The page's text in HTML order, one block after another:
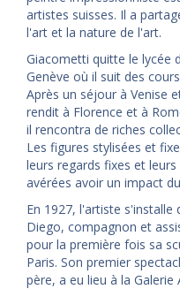
artistes suisses. Il a
l'art et la nature de l'art.
Giacometti quitte le lycée
Genève où il suit des
Après un séjour à Venise
rendit à Florence et à
il rencontra de riches
Les figures stylisées et
leurs regards fixes et
avérées avoir un impact
En 1927, l'artiste
Diego, compagnon et
pour la première fois sa
Paris. Son premier
père, a eu lieu à la Galerie